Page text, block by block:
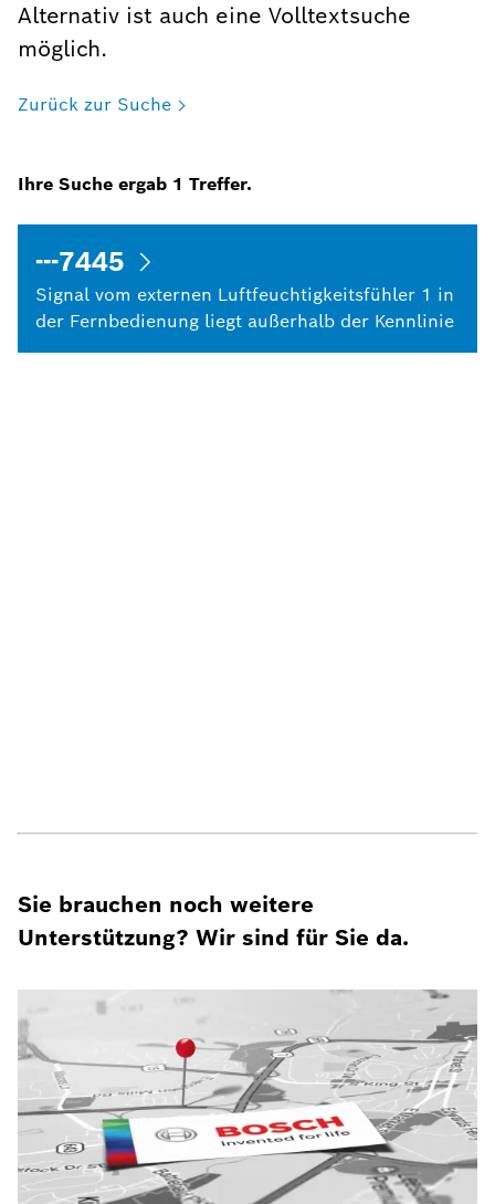
Alternativ ist auch eine Volltextsuche
möglich.
Zurück zur Suche
Ihre Suche ergab 1 Treffer.
---7445
Signal vom externen Luftfeuchtigkeitsfühler 1 in
der Fernbedienung liegt außerhalb der Kennlinie
Sie brauchen noch weitere
Unterstützung? Wir sind für Sie da.